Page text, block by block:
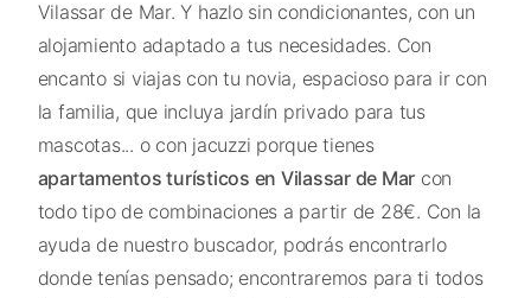
Vilassar de Mar. Y hazlo sin condicionantes, con un
alojamiento adaptado a tus necesidades. Con
encanto si viajas con tu novia, espacioso para ir con
la familia, que incluya jardín privado para tus
mascotas... o con jacuzzi porque tienes
apartamentos turísticos en Vilassar de Mar con
todo tipo de combinaciones a partir de 28€. Con la
ayuda de nuestro buscador, podrás encontrarlo
donde tenías pensado; encontraremos para ti todos